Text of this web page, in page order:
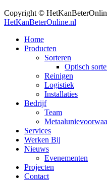
Facebook
page
new
Linkedin
page
new
X
page
new
YouTube
page
new
Copyright ©
HetKanBeterOnline.nl
Home
Producten
Sorteren
Optisch
Reinigen
Logistiek
Installaties
Bedrijf
Team
Services
Werken Bij
Nieuws
Evenementen
Projecten
Contact